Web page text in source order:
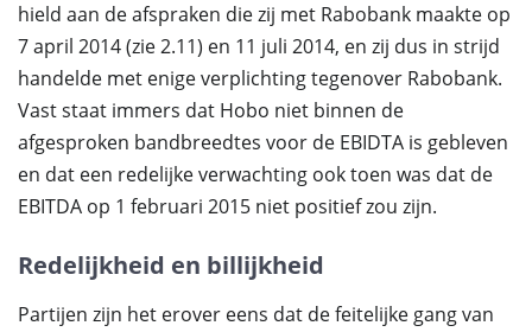
hield aan de afspraken die zij met Rabobank maakte op
7 april 2014 (zie 2.11) en 11 juli 2014, en zij dus in strijd
handelde met enige verplichting tegenover Rabobank.
Vast staat immers dat Hobo niet binnen de
afgesproken bandbreedtes voor de EBIDTA is gebleven
en dat een redelijke verwachting ook toen was dat de
EBITDA op 1 februari 2015 niet positief zou zijn.
Redelijkheid en billijkheid
Partijen zijn het erover eens dat de feitelijke gang van